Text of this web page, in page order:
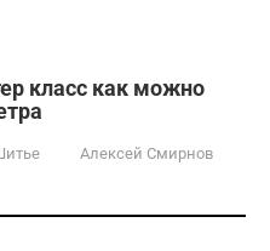
класс как можно
Алексей Смирнов